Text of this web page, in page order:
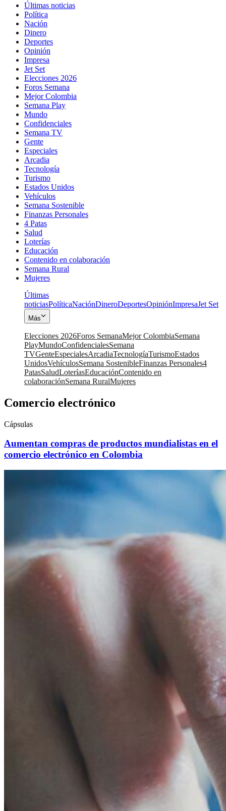
Últimas noticias
Política
Nación
Dinero
Deportes
Opinión
Impresa
Jet Set
Elecciones 2026
Foros Semana
Mejor Colombia
Semana Play
Mundo
Confidenciales
Semana TV
Gente
Especiales
Arcadia
Tecnología
Turismo
Estados Unidos
Vehículos
Semana Sostenible
Finanzas Personales
4 Patas
Salud
Loterías
Educación
Contenido en colaboración
Semana Rural
Mujeres
Últimas
noticiasPolíticaNaciónDineroDeportesOpiniónImpresaJet Set
Más
Elecciones 2026Foros SemanaMejor ColombiaSemana
PlayMundoConfidencialesSemana
TVGenteEspecialesArcadiaTecnologíaTurismoEstados
UnidosVehículosSemana SostenibleFinanzas Personales4
PatasSaludLoteríasEducaciónContenido en
colaboraciónSemana RuralMujeres
Comercio electrónico
Cápsulas
Aumentan compras de productos mundialistas en el
comercio electrónico en Colombia